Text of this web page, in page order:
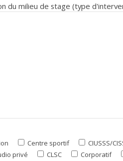
du milieu de stage (type
Centre sportif CIUSSS/
privé
CLSC Corporatif